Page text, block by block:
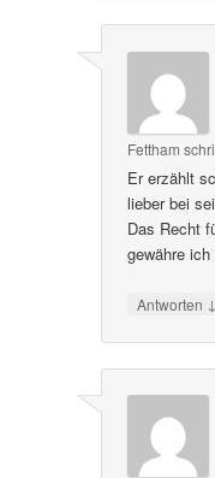
Fettham
Er erzählt
lieber bei
Das Recht
gewähre
Antworten ↓